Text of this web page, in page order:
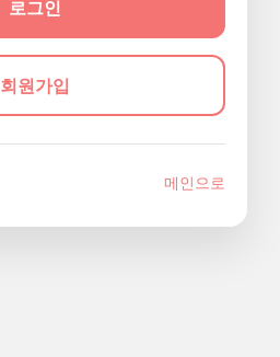
회원가입
메인으로